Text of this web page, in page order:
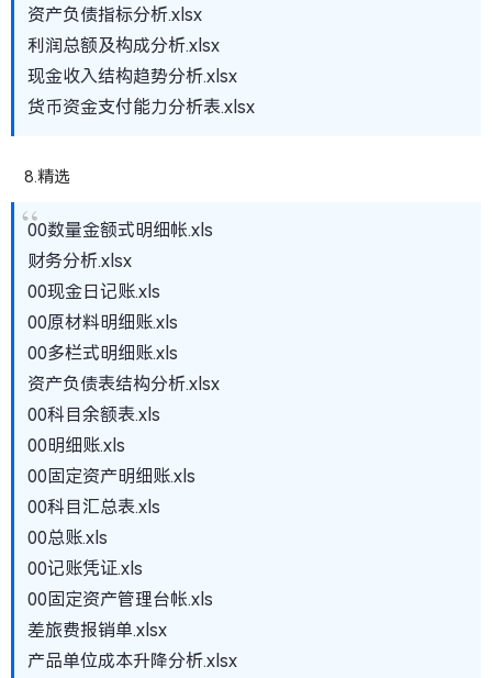
资产负债指标分析.xlsx
利润总额及构成分析.xlsx
现金收入结构趋势分析.xlsx
货币资金支付能力分析表.xlsx
8.精选
00数量金额式明细帐.xls
财务分析.xlsx
00现金日记账.xls
00原材料明细账.xls
00多栏式明细账.xls
资产负债表结构分析.xlsx
00科目余额表.xls
00明细账.xls
00固定资产明细账.xls
00科目汇总表.xls
00总账.xls
00记账凭证.xls
00固定资产管理台帐.xls
差旅费报销单.xlsx
产品单位成本升降分析.xlsx